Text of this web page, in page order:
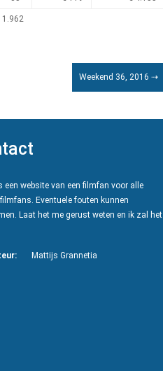
Weekend 36, 2016 ⇢
een website van een filmfan voor alle
Eventuele fouten kunnen
Laat het me gerust weten en ik zal het
Mattijs Grannetia